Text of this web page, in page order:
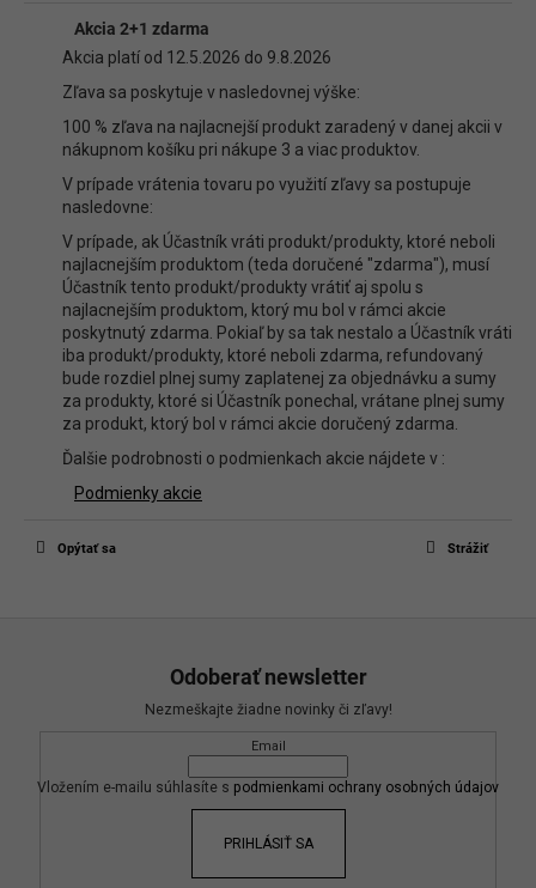
Akcia 2+1 zdarma
Akcia platí od 12.5.2026 do 9.8.2026
Zľava sa poskytuje v nasledovnej výške:
100 % zľava na najlacnejší produkt zaradený v danej akcii v
nákupnom košíku pri nákupe 3 a viac produktov.
V prípade vrátenia tovaru po využití zľavy sa postupuje
nasledovne:
V prípade, ak Účastník vráti produkt/produkty, ktoré neboli
najlacnejším produktom (teda doručené "zdarma"), musí
Účastník tento produkt/produkty vrátiť aj spolu s
najlacnejším produktom, ktorý mu bol v rámci akcie
poskytnutý zdarma. Pokiaľ by sa tak nestalo a Účastník vráti
iba produkt/produkty, ktoré neboli zdarma, refundovaný
bude rozdiel plnej sumy zaplatenej za objednávku a sumy
za produkty, ktoré si Účastník ponechal, vrátane plnej sumy
za produkt, ktorý bol v rámci akcie doručený zdarma.
Ďalšie podrobnosti o podmienkach akcie nájdete v :
Podmienky akcie
Opýtať sa Strážiť
Diskusia
Buďte prvý, kto napíše príspevok k tejto položke.
Len registrovaní používatelia môžu pridávať príspevky. Prosím
alebo sazaregistrujte.
Odoberať newsletter
Nezmeškajte žiadne novinky či zľavy!
Email
Vložením e-mailu súhlasíte s podmienkami ochrany osobných údajov
PRIHLÁSIŤ SA